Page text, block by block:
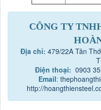
CÔNG TY
Địa chỉ: 479/22A Tân
Điện thoại: 0903
Email:
http://